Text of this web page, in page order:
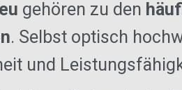
gehören zu den
. Selbst optisch
und